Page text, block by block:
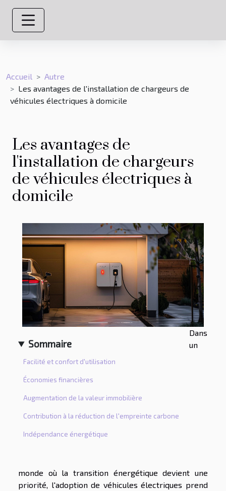
Accueil
Autre
Les avantages de l'installation de chargeurs de
véhicules électriques à domicile
Les avantages de
l'installation de chargeurs
de véhicules électriques à
domicile
Sommaire
Facilité et confort d'utilisation
Économies financières
Augmentation de la valeur immobilière
Contribution à la réduction de l'empreinte carbone
Indépendance énergétique
Dans
un
monde où la transition énergétique devient une
priorité, l'adoption de véhicules électriques prend